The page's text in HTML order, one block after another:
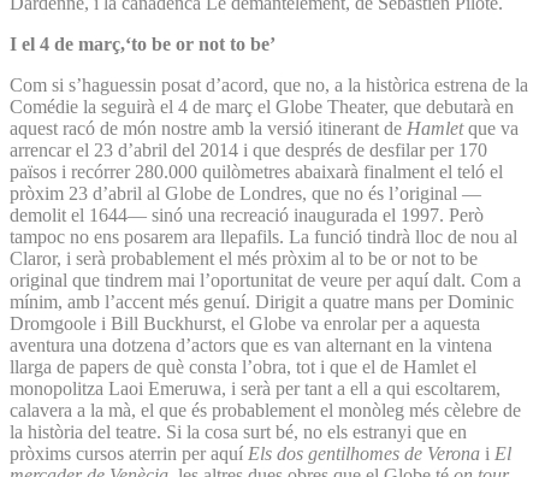
I el 4 de març,‘to be or not to be’
Com si s’haguessin posat d’acord, que no, a la històrica estrena de la
Comédie la seguirà el 4 de març el Globe Theater, que debutarà en
aquest racó de món nostre amb la versió itinerant de Hamletque va
arrencar el 23 d’abril del 2014 i que després de desfilar per 170
països i recórrer 280.000 quilòmetres abaixarà finalment el teló el
pròxim 23 d’abril al Globe de Londres, que no és l’original —
demolit el 1644— sinó una recreació inaugurada el 1997. Però
tampoc no ens posarem ara llepafils. La funció tindrà lloc de nou al
Claror, i serà probablement el més pròxim al to be or not to be
original que tindrem mai l’oportunitat de veure per aquí dalt. Com a
mínim, amb l’accent més genuí. Dirigit a quatre mans per Dominic
Dromgoole i Bill Buckhurst, el Globe va enrolar per a aquesta
aventura una dotzena d’actors que es van alternant en la vintena
llarga de papers de què consta l’obra, tot i que el de Hamlet el
monopolitza Laoi Emeruwa, i serà per tant a ell a qui escoltarem,
calavera a la mà, el que és probablement el monòleg més cèlebre de
la història del teatre. Si la cosa surt bé, no els estranyi que en
pròxims cursos aterrin per aquí Els dos gentilhomes de Verona i El